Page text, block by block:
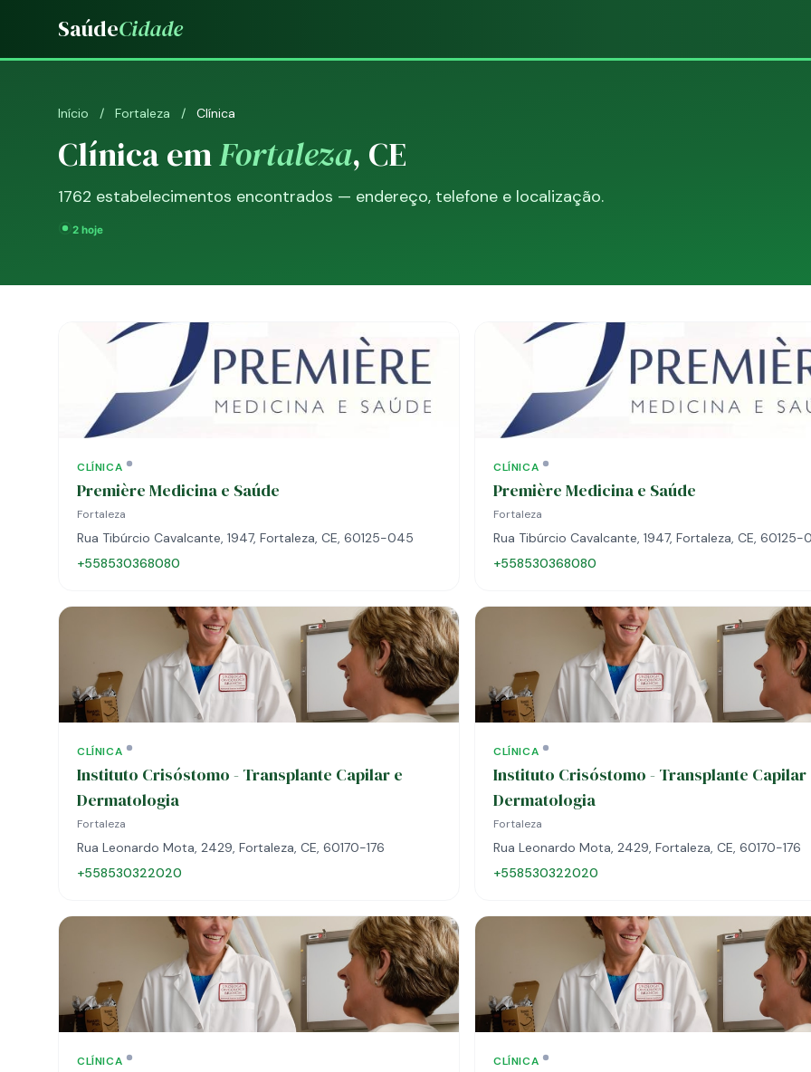
SaúdeCidade
Início / Fortaleza / Clínica
Clínica emFortaleza, CE
1762 estabelecimentos encontrados — endereço, telefone e localização.
CLÍNICA
Première Medicina e Saúde
Fortaleza
Rua Tibúrcio Cavalcante, 1947, Fortaleza, CE, 60125-045
+558530368080
CLÍNICA
Première Medicina e Saúde
Fortaleza
Rua Tibúrcio Cavalcante, 1947, Fortaleza, CE,
+558530368080
CLÍNICA
Instituto Crisóstomo - Transplante Capilar e
Dermatologia
Fortaleza
Rua Leonardo Mota, 2429, Fortaleza, CE, 60170-176
+558530322020
CLÍNICA
Instituto Crisóstomo - Transplante Capilar
Dermatologia
Fortaleza
Rua Leonardo Mota, 2429, Fortaleza, CE, 60170-176
+558530322020
CLÍNICA CLÍNICA